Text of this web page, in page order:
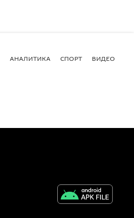
АНАЛИТИКА СПОРТ ВИДЕО